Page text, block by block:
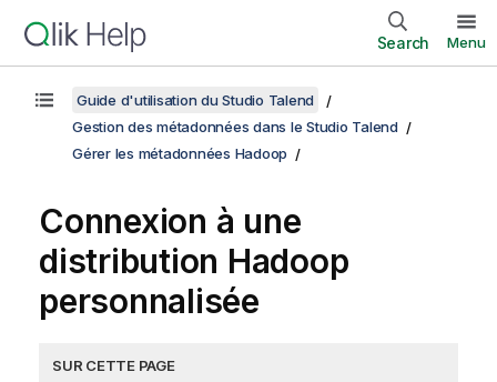
Search Menu
Guide d'utilisation du Studio Talend
Gestion des métadonnées dans le Studio Talend
Gérer les métadonnées Hadoop
Connexion à une
distribution Hadoop
personnalisée
SUR CETTE PAGE